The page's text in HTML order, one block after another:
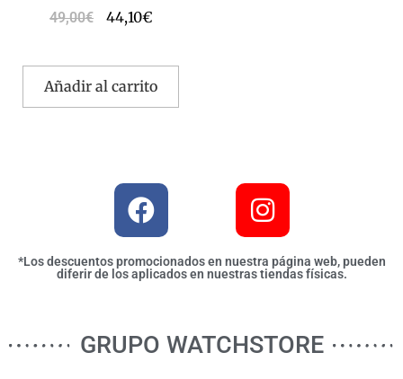
49,00€ 44,10€
Añadir al carrito
*Los descuentos promocionados en nuestra página web, pueden
diferir de los aplicados en nuestras tiendas físicas.
GRUPO WATCHSTORE